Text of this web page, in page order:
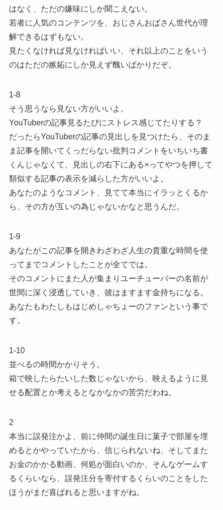
はなく、ただの嫌味にしか聞こえない。
若者に人気のコンテンツを、おじさんおばさん世代が理
解できるはずもない。
見たくなければ見なければいい、それ以上のことをいう
のはただの嫉妬にしか見えず醜いばかりだぞ。
1-8
そう思うなら見ない方がいいよ。
YouTuberの記事見るたびにストレス感じてたりする？
だったらYouTuberの記事の見出しを見つけたら、そのま
ま記事を開いてくっだらない批判コメントをいちいち書
くんじゃなくて、見出しの右下にある×ってやつを押して
類似する記事の表示を減らした方がいいよ。
あなたのようなコメント、見てて本当にイラッとくるか
ら、その方が互いの為じゃないかなと思うんだ。
1-9
あなたがこの記事を開きわざわざ人生の貴重な時間を使
ってまでコメントしたことが全てでは。
そのコメントにまた人が集まりユーチューバーの名前が
世間に深く浸透していき、彼はますます金持ちになる。
あなたもわたしもはじめしゃちょーのファンという事で
す。
1-10
並べるの時間かかりそう。
箱で映したらたいした数じゃないから、映えるように見
せる配置とか考えるとなかなかの苦労だわね。
2
本当に誤発注かよ、前に仲間の誕生日に菓子で部屋を埋
めるとかやっていたから、信じられないね、そしてまた
お金のかかる動画、何処が面白いのか、そんなゲームす
るくらいなら、誤発注分を寄付するくらいのことをした
ほうがまだ喜ばれると思いますがね。